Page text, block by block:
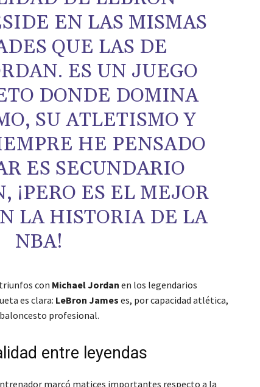
EN LAS MISMAS
QUE LAS DE
ES UN JUEGO
DONDE DOMINA
SU ATLETISMO Y
HE PENSADO
ES SECUNDARIO
¡PERO ES EL MEJOR
LA HISTORIA DE LA
NBA!
con Michael Jordan en los legendarios
es clara: LeBron James es, por capacidad atlética,
profesional.
entre leyendas
marcó matices importantes respecto a la